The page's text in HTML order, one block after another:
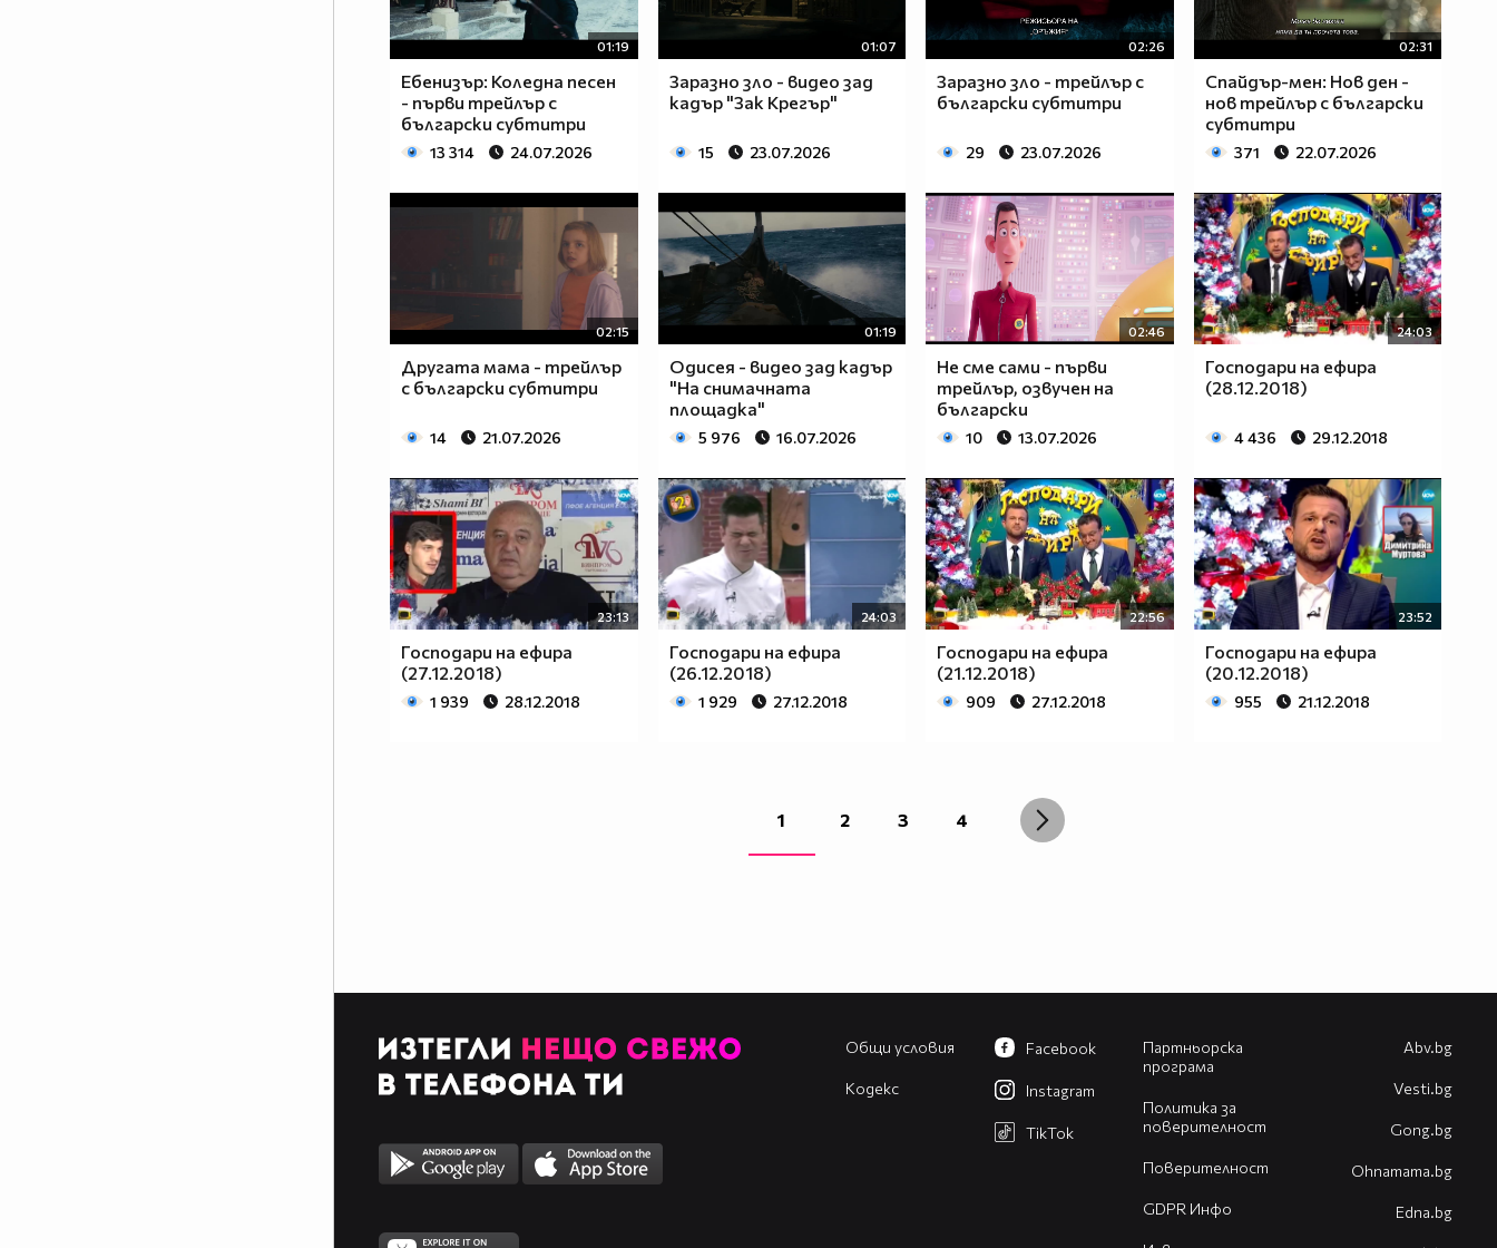
01:19
Ебенизър: Коледна песен
- първи трейлър с
български субтитри
13 314 24.07.2026
01:07
Заразно зло - видео зад
кадър "Зак Крегър"
15 23.07.2026
02:26
Заразно зло - трейлър с
български субтитри
29 23.07.2026
02:31
Спайдър-мен: Нов ден -
нов трейлър с български
субтитри
371 22.07.2026
02:15
Другата мама - трейлър
с български субтитри
14 21.07.2026
01:19
Одисея - видео зад кадър
"На снимачната
площадка"
5 976 16.07.2026
02:46
Не сме сами - първи
трейлър, озвучен на
български
10 13.07.2026
24:03
Господари на ефира
(28.12.2018)
4 436 29.12.2018
23:13
Господари на ефира
(27.12.2018)
1 939 28.12.2018
24:03
Господари на ефира
(26.12.2018)
1 929 27.12.2018
22:56
Господари на ефира
(21.12.2018)
909 27.12.2018
23:52
Господари на ефира
(20.12.2018)
955 21.12.2018
1 2 3 4
Общи условия
Кодекс
Партньорска
програма
Политика за
поверителност
Поверителност
GDPR Инфо
Facebook
Instagram
TikTok
Abv.bg
Vesti.bg
Gong.bg
Оhnamama.bg
Edna.bg